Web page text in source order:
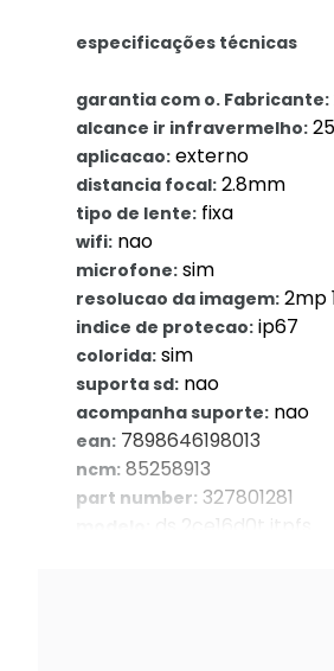
especificações técnicas
garantia com o. Fabricante:
alcance ir infravermelho:
aplicacao: externo
distancia focal: 2.8mm
tipo de lente: fixa
wifi: nao
microfone: sim
resolucao da imagem: 2mp
indice de protecao: ip67
colorida: sim
suporta sd: nao
acompanha suporte: nao
ean: 7898646198013
ncm: 85258913
part number: 327801281
ds 2ce16d0t itpfs